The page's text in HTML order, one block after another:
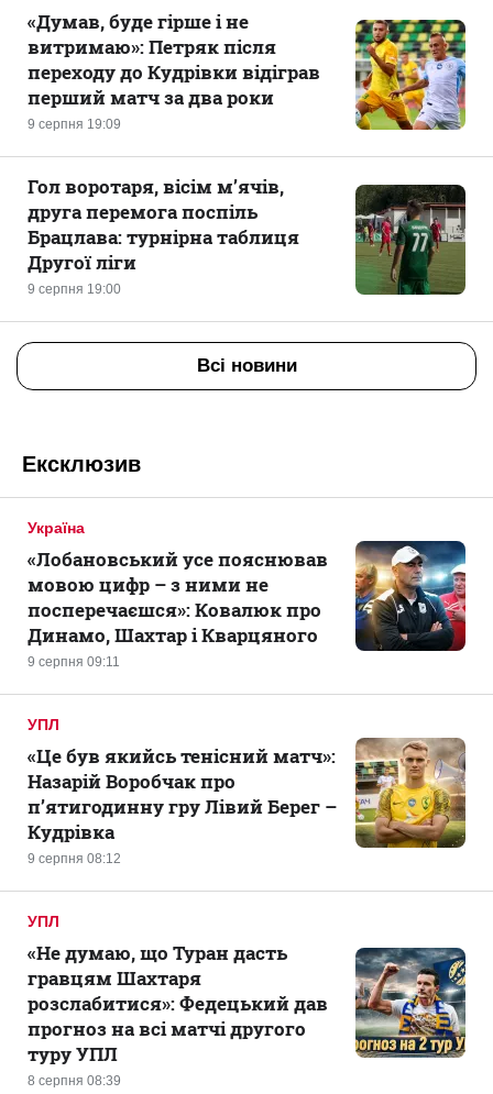
9 серпня 19:09
«Думав, буде гірше і не
витримаю»: Петряк після
переходу до Кудрівки відіграв
перший матч за два роки
9 серпня 19:00
Гол воротаря, вісім м’ячів,
друга перемога поспіль
Брацлава: турнірна таблиця
Другої ліги
Всі новини
Ексклюзив
Україна
9 серпня 09:11
«Лобановський усе пояснював
мовою цифр – з ними не
посперечаєшся»: Ковалюк про
Динамо, Шахтар і Кварцяного
УПЛ
9 серпня 08:12
«Це був якийсь тенісний матч»:
Назарій Воробчак про
п’ятигодинну гру Лівий Берег –
Кудрівка
УПЛ
8 серпня 08:39
«Не думаю, що Туран дасть
гравцям Шахтаря
розслабитися»: Федецький дав
прогноз на всі матчі другого
туру УПЛ